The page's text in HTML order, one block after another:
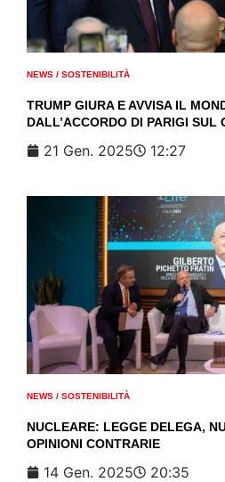
NEWS / SOSTENIBILITÀ
TRUMP GIURA E AVVISA IL
DALL’ACCORDO DI PARIGI SUL
21 Gen. 2025 12:27
NEWS / SOSTENIBILITÀ
NUCLEARE: LEGGE DELEGA,
OPINIONI CONTRARIE
14 Gen. 2025 20:35